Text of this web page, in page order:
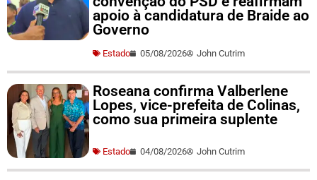
apoio à candidatura de Braide ao
Governo
Estado 05/08/2026 John Cutrim
Roseana confirma Valberlene
Lopes, vice-prefeita de Colinas,
como sua primeira suplente
Estado 04/08/2026 John Cutrim